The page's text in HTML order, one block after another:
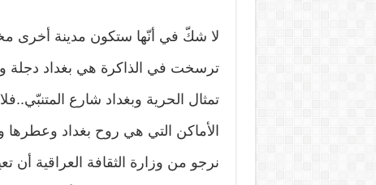
لا شكّ في أنّها ستكون مدينة أخرى
ترسخت في الذاكرة هي بغداد دجلة
تمثال الحرية وبغداد شارع
الأماكن التي هي روح بغداد وعطرها
نرجو من وزارة الثقافة العراقية أن